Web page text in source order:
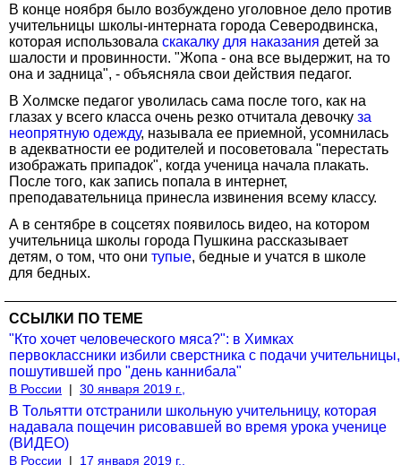
В конце ноября было возбуждено уголовное дело против
учительницы школы-интерната города Северодвинска,
которая использовала скакалку для наказания детей за
шалости и провинности. "Жопа - она все выдержит, на то
она и задница", - объясняла свои действия педагог.
В Холмске педагог уволилась сама после того, как на
глазах у всего класса очень резко отчитала девочку за
неопрятную одежду, называла ее приемной, усомнилась
в адекватности ее родителей и посоветовала "перестать
изображать припадок", когда ученица начала плакать.
После того, как запись попала в интернет,
преподавательница принесла извинения всему классу.
А в сентябре в соцсетях появилось видео, на котором
учительница школы города Пушкина рассказывает
детям, о том, что они тупые, бедные и учатся в школе
для бедных.
ССЫЛКИ ПО ТЕМЕ
"Кто хочет человеческого мяса?": в Химках
первоклассники избили сверстника с подачи учительницы,
пошутившей про "день каннибала"
В России | 30 января 2019 г.,
В Тольятти отстранили школьную учительницу, которая
надавала пощечин рисовавшей во время урока ученице
(ВИДЕО)
В России | 17 января 2019 г.,